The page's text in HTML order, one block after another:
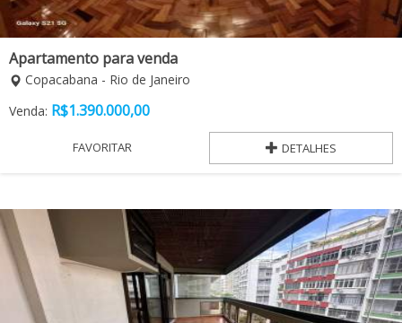
Apartamento para venda
Copacabana - Rio de Janeiro
Venda: R$1.390.000,00
FAVORITAR DETALHES